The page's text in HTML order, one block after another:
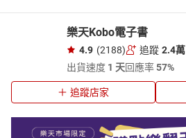
樂天Kobo電子書
4.9 (2188) 追蹤 2.4萬
出貨速度 1 天回應率57%
追蹤店家